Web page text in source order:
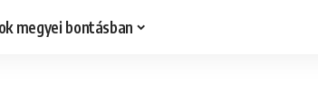
megyei bontásban